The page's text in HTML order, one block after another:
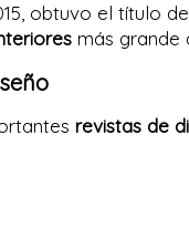
obtuvo el título de
más grande
revistas de